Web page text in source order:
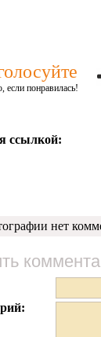
если понравилась!
ссылкой:
нет